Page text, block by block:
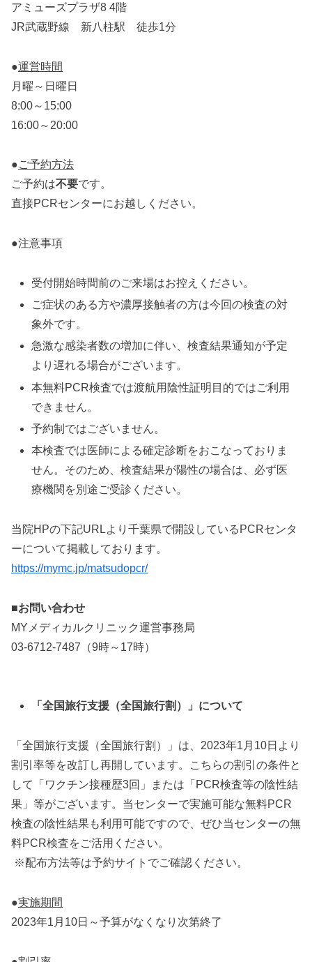
アミューズプラザ8 4階
JR武蔵野線 新八柱駅 徒歩1分
●運営時間
月曜～日曜日
8:00～15:00
16:00～20:00
●ご予約方法
ご予約は不要です。
直接PCRセンターにお越しください。
●注意事項
受付開始時間前のご来場はお控えください。
ご症状のある方や濃厚接触者の方は今回の検査の対
象外です。
急激な感染者数の増加に伴い、検査結果通知が予定
より遅れる場合がございます。
本無料PCR検査では渡航用陰性証明目的ではご利用
できません。
予約制ではございません。
本検査では医師による確定診断をおこなっておりま
せん。そのため、検査結果が陽性の場合は、必ず医
療機関を別途ご受診ください。
当院HPの下記URLより千葉県で開設しているPCRセンタ
ーについて掲載しております。
https://mymc.jp/matsudopcr/
■お問い合わせ
MYメディカルクリニック運営事務局
03-6712-7487（9時～17時）
「全国旅行支援（全国旅行割）」について
「全国旅行支援（全国旅行割）」は、2023年1月10日より
割引率等を改訂し再開しています。こちらの割引の条件と
して「ワクチン接種歴3回」または「PCR検査等の陰性結
果」等がございます。当センターで実施可能な無料PCR
検査の陰性結果も利用可能ですので、ぜひ当センターの無
料PCR検査をご活用ください。
※配布方法等は予約サイトでご確認ください。
●実施期間
2023年1月10日～予算がなくなり次第終了